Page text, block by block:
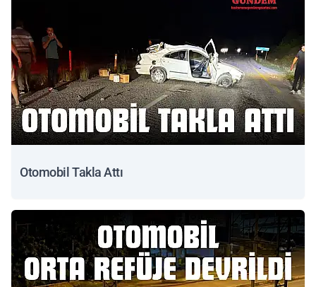
Otomobil Takla Attı